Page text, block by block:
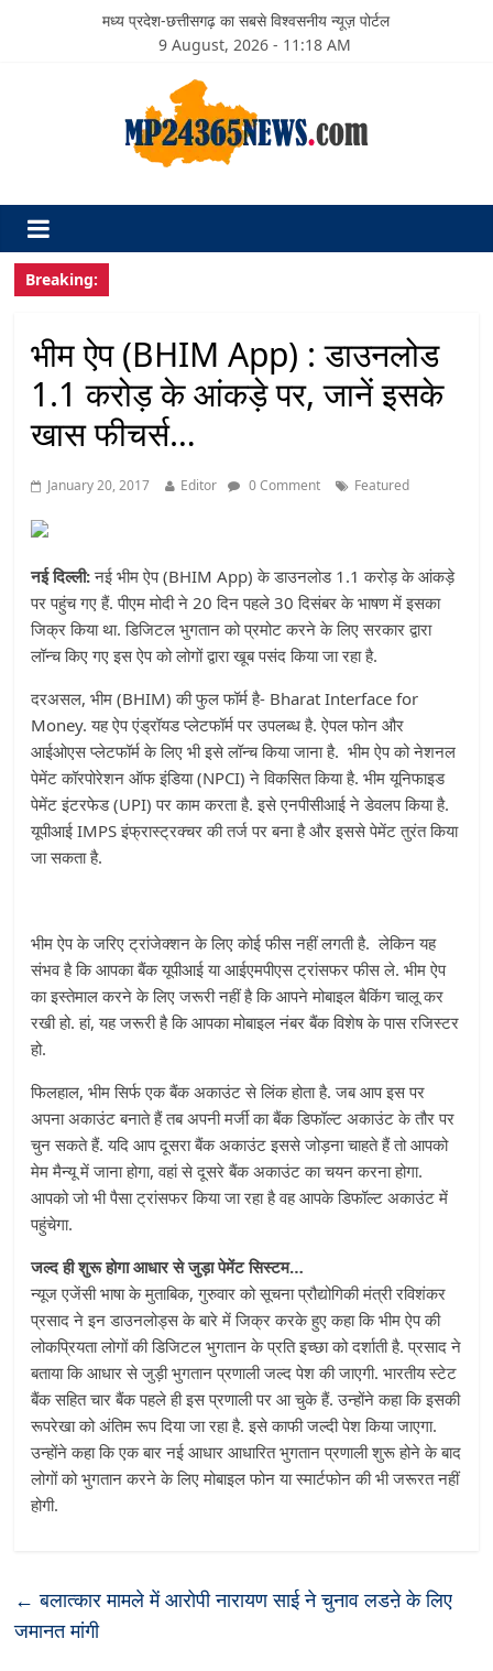
मध्य प्रदेश-छत्तीसगढ़ का सबसे विश्वसनीय न्यूज़ पोर्टल
9 August, 2026 - 11:18 AM
Breaking:
भीम ऐप (BHIM App) : डाउनलोड
1.1 करोड़ के आंकड़े पर, जानें इसके
खास फीचर्स…
January 20, 2017 Editor 0 Comment Featured
नई दिल्ली:नई भीम ऐप (BHIM App) के डाउनलोड 1.1 करोड़ के आंकड़े
पर पहुंच गए हैं. पीएम मोदी ने 20 दिन पहले 30 दिसंबर के भाषण में इसका
जिक्र किया था. डिजिटल भुगतान को प्रमोट करने के लिए सरकार द्वारा
लॉन्च किए गए इस ऐप को लोगों द्वारा खूब पसंद किया जा रहा है.
दरअसल, भीम (BHIM) की फुल फॉर्म है- Bharat Interface for
Money. यह ऐप एंड्रॉयड प्लेटफॉर्म पर उपलब्ध है. ऐपल फोन और
आईओएस प्लेटफॉर्म के लिए भी इसे लॉन्च किया जाना है. भीम ऐप को नेशनल
पेमेंट कॉरपोरेशन ऑफ इंडिया (NPCI) ने विकसित किया है. भीम यूनिफाइड
पेमेंट इंटरफेड (UPI) पर काम करता है. इसे एनपीसीआई ने डेवलप किया है.
यूपीआई IMPS इंफ्रास्ट्रक्चर की तर्ज पर बना है और इससे पेमेंट तुरंत किया
जा सकता है.
भीम ऐप के जरिए ट्रांजेक्शन के लिए कोई फीस नहीं लगती है. लेकिन यह
संभव है कि आपका बैंक यूपीआई या आईएमपीएस ट्रांसफर फीस ले. भीम ऐप
का इस्तेमाल करने के लिए जरूरी नहीं है कि आपने मोबाइल बैकिंग चालू कर
रखी हो. हां, यह जरूरी है कि आपका मोबाइल नंबर बैंक विशेष के पास रजिस्टर
हो.
फिलहाल, भीम सिर्फ एक बैंक अकाउंट से लिंक होता है. जब आप इस पर
अपना अकाउंट बनाते हैं तब अपनी मर्जी का बैंक डिफॉल्ट अकाउंट के तौर पर
चुन सकते हैं. यदि आप दूसरा बैंक अकाउंट इससे जोड़ना चाहते हैं तो आपको
मेम मैन्यू में जाना होगा, वहां से दूसरे बैंक अकाउंट का चयन करना होगा.
आपको जो भी पैसा ट्रांसफर किया जा रहा है वह आपके डिफॉल्ट अकाउंट में
पहुंचेगा.
जल्द ही शुरू होगा आधार से जुड़ा पेमेंट सिस्टम…
न्यूज एजेंसी भाषा के मुताबिक, गुरुवार को सूचना प्रौद्योगिकी मंत्री रविशंकर
प्रसाद ने इन डाउनलोड्स के बारे में जिक्र करके हुए कहा कि भीम ऐप की
लोकप्रियता लोगों की डिजिटल भुगतान के प्रति इच्छा को दर्शाती है. प्रसाद ने
बताया कि आधार से जुड़ी भुगतान प्रणाली जल्द पेश की जाएगी. भारतीय स्टेट
बैंक सहित चार बैंक पहले ही इस प्रणाली पर आ चुके हैं. उन्होंने कहा कि इसकी
रूपरेखा को अंतिम रूप दिया जा रहा है. इसे काफी जल्दी पेश किया जाएगा.
उन्होंने कहा कि एक बार नई आधार आधारित भुगतान प्रणाली शुरू होने के बाद
लोगों को भुगतान करने के लिए मोबाइल फोन या स्मार्टफोन की भी जरूरत नहीं
होगी.
← बलात्कार मामले में आरोपी नारायण साई ने चुनाव लडऩे के लिए
जमानत मांगी